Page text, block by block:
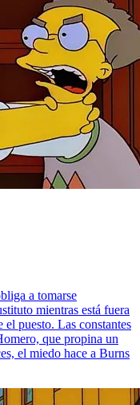
a tomarse
mientras está fuera
el puesto. Las constantes
que propina un
el miedo hace a Burns